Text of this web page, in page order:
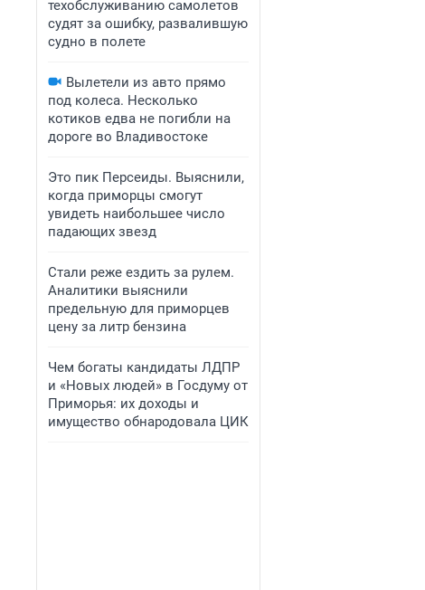
техобслуживанию самолетов
судят за ошибку, развалившую
судно в полете
Вылетели из авто прямо
под колеса. Несколько
котиков едва не погибли на
дороге во Владивостоке
Это пик Персеиды. Выяснили,
когда приморцы смогут
увидеть наибольшее число
падающих звезд
Стали реже ездить за рулем.
Аналитики выяснили
предельную для приморцев
цену за литр бензина
Чем богаты кандидаты ЛДПР
и «Новых людей» в Госдуму от
Приморья: их доходы и
имущество обнародовала ЦИК